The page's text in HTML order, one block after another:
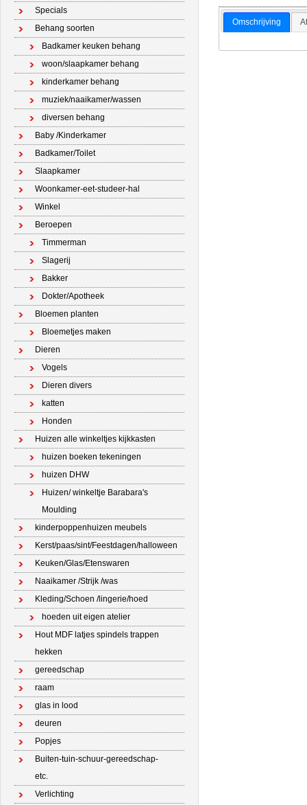
Specials
Behang soorten
Badkamer keuken behang
woon/slaapkamer behang
kinderkamer behang
muziek/naaikamer/wassen
diversen behang
Baby /Kinderkamer
Badkamer/Toilet
Slaapkamer
Woonkamer-eet-studeer-hal
Winkel
Beroepen
Timmerman
Slagerij
Bakker
Dokter/Apotheek
Bloemen planten
Bloemetjes maken
Dieren
Vogels
Dieren divers
katten
Honden
Huizen alle winkeltjes kijkkasten
huizen boeken tekeningen
huizen DHW
Huizen/ winkeltje Barabara's
Moulding
kinderpoppenhuizen meubels
Kerst/paas/sint/Feestdagen/halloween
Keuken/Glas/Etenswaren
Naaikamer /Strijk /was
Kleding/Schoen /lingerie/hoed
hoeden uit eigen atelier
Hout MDF latjes spindels trappen
hekken
gereedschap
raam
glas in lood
deuren
Popjes
Buiten-tuin-schuur-gereedschap-
etc.
Verlichting
Omschrijving